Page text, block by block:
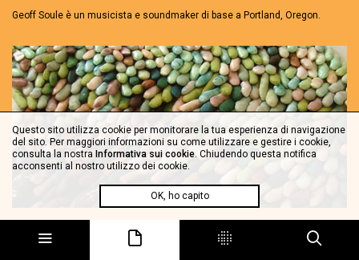
Geoff Soule è un musicista e soundmaker di base a Portland, Oregon.
Questo sito utilizza cookie per monitorare la tua esperienza di navigazione
del sito. Per maggiori informazioni su come utilizzare e gestire i cookie,
consulta la nostra Informativa sui cookie. Chiudendo questa notifica
acconsenti al nostro utilizzo dei cookie.
OK, ho capito